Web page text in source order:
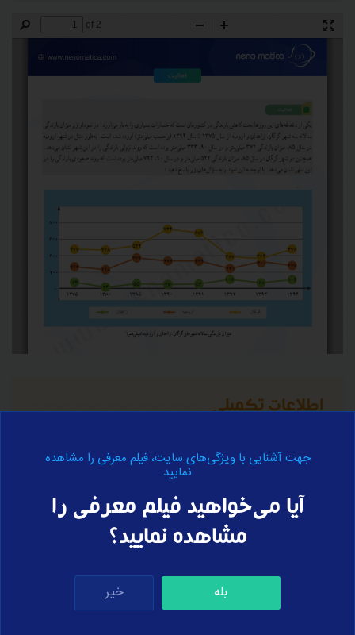
اطلاعات تکمیلی
برای مشاهده درسنامه‌ی این بخش، لطفا خرید اشتراک
انجام
دهید.
برای ارسال نظر وارد سایت شوید
جهت آشنایی با ویژگی‌های سایت، فیلم معرفی را مشاهده
نمایید
آیا می‌خواهید فیلم معرفی را
مشاهده نمایید؟
بله خیر